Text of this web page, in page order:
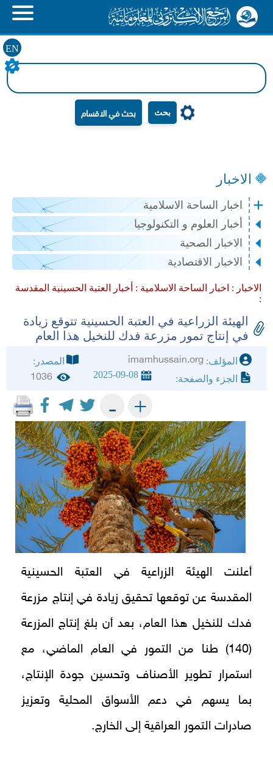
EN
بحث
الاخبار
اخبار الساحة الاسلامية
أخبار العلوم و التكنولوجيا
الاخبار الصحية
الاخبار الاقتصادية
الاخبار : اخبار الساحة الاسلامية : أخبار العتبة الحسينية المقدسة
:
الهيئة الزراعية في العتبة الحسينية تتوقع زيادة
في إنتاج تمور مزرعة فدك للنخيل هذا العام
المؤلف: imamhussain.org
المصدر:
الجزء والصفحة:
2025-09-08
1036
+
-
أعلنت الهيئة الزراعية في العتبة الحسينية
المقدسة عن توقعها تحقيق زيادة في إنتاج مزرعة
فدك للنخيل هذا العام، بعد أن بلغ إنتاج المزرعة
(140) طنا من التمور في العام الماضي، مع
استمرار تطوير الأصناف وتحسين جودة الإنتاج،
بما يسهم في دعم الأسواق المحلية وتعزيز
صادرات التمور العراقية إلى الخارج.